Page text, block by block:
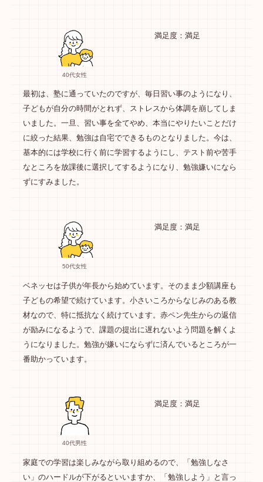
40代女性
満足度：満足
最初は、塾に通っていたのですが、毎日習い事のようになり、
子どもが自分の時間がとれず、ストレスから体調を崩してしま
いました。一旦、習い事を全てやめ、本当にやりたいことだけ
に絞った結果、勉強は自宅でできるものとなりました。今は、
基本的には学校に行く前に学習するようにし、テスト前や苦手
なところを放課後に選択してするようになり、勉強嫌いになら
ずにすみました。
50代女性
満足度：満足
ベネッセは子供が年長から始めています。そのまま少額講座も
子どもの希望で続けています。小さいころからなじみのある教
材なので、特に抵抗なく続けています。赤ペン先生からの返信
が励みになるようで、課題の提出に遅れないよう問題を解くよ
うになりました。勉強が嫌いにならずに済んでいるところが一
番助かっています。
40代男性
満足度：満足
家庭での学習は楽しみながら取り組めるので、「勉強しなさ
い」のハードルが下がるといいますか、「勉強しよう」と言っ